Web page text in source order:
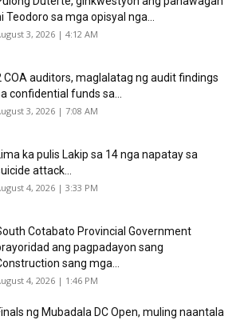
Teodoro sa mga opisyal nga...
3, 2026 | 4:12 AM
COA auditors, maglalatag ng audit findings
confidential funds sa...
3, 2026 | 7:08 AM
ka pulis Lakip sa 14 nga napatay sa
attack...
4, 2026 | 3:33 PM
Cotabato Provincial Government
ang pagpadayon sang
sang mga...
4, 2026 | 1:46 PM
ng Mubadala DC Open, muling naantala